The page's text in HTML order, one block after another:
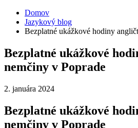
Domov
Jazykový blog
Bezplatné ukážkové hodiny
Bezplatné ukážkové
nemčiny v Poprade
2. januára 2024
Bezplatné ukážkové
nemčiny v Poprade